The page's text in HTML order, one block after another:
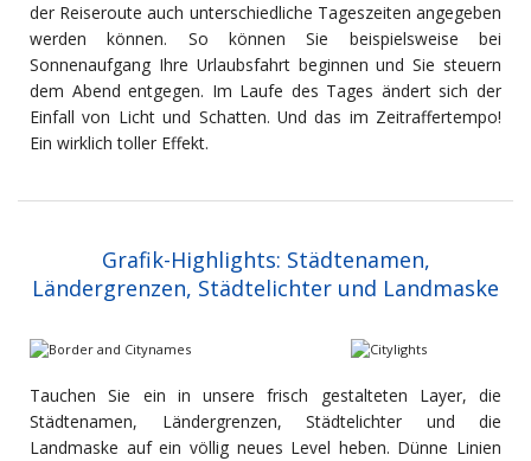
der Reiseroute auch unterschiedliche Tageszeiten angegeben
werden können. So können Sie beispielsweise bei
Sonnenaufgang Ihre Urlaubsfahrt beginnen und Sie steuern
dem Abend entgegen. Im Laufe des Tages ändert sich der
Einfall von Licht und Schatten. Und das im Zeitraffertempo!
Ein wirklich toller Effekt.
Grafik-Highlights: Städtenamen,
Ländergrenzen, Städtelichter und Landmaske
Tauchen Sie ein in unsere frisch gestalteten Layer, die
Städtenamen, Ländergrenzen, Städtelichter und die
Landmaske auf ein völlig neues Level heben. Dünne Linien